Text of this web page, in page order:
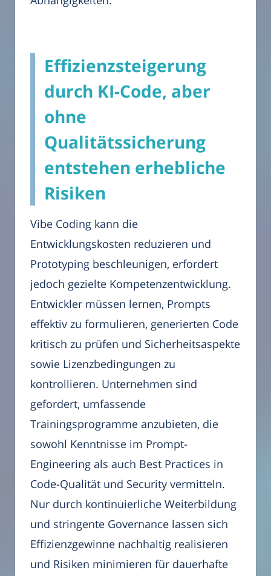
Effizienzsteigerung
durch KI-Code, aber
ohne
Qualitätssicherung
entstehen erhebliche
Risiken
Vibe Coding kann die
Entwicklungskosten reduzieren und
Prototyping beschleunigen, erfordert
jedoch gezielte Kompetenzentwicklung.
Entwickler müssen lernen, Prompts
effektiv zu formulieren, generierten Code
kritisch zu prüfen und Sicherheitsaspekte
sowie Lizenzbedingungen zu
kontrollieren. Unternehmen sind
gefordert, umfassende
Trainingsprogramme anzubieten, die
sowohl Kenntnisse im Prompt-
Engineering als auch Best Practices in
Code-Qualität und Security vermitteln.
Nur durch kontinuierliche Weiterbildung
und stringente Governance lassen sich
Effizienzgewinne nachhaltig realisieren
und Risiken minimieren für dauerhafte